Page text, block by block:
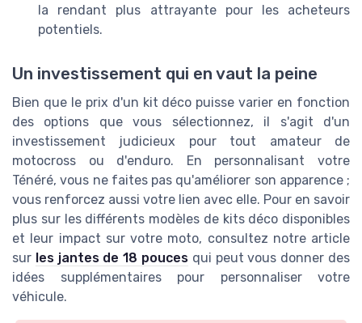
la rendant plus attrayante pour les acheteurs
potentiels.
Un investissement qui en vaut la peine
Bien que le prix d'un kit déco puisse varier en fonction
des options que vous sélectionnez, il s'agit d'un
investissement judicieux pour tout amateur de
motocross ou d'enduro. En personnalisant votre
Ténéré, vous ne faites pas qu'améliorer son apparence ;
vous renforcez aussi votre lien avec elle. Pour en savoir
plus sur les différents modèles de kits déco disponibles
et leur impact sur votre moto, consultez notre article
sur les jantes de 18 pouces qui peut vous donner des
idées supplémentaires pour personnaliser votre
véhicule.